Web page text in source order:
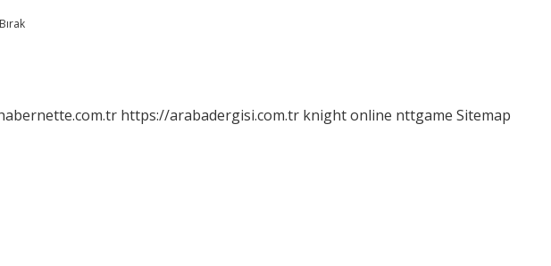
https://arabadergisi.com.tr knight online nttgame Sitemap